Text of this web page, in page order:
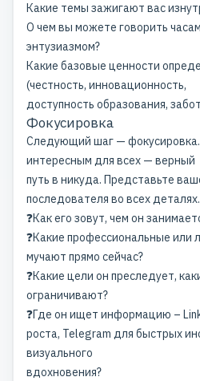
Какие темы зажигают вас
О чем вы можете говорить
энтузиазмом?
Какие базовые ценности
(честность, инновационность,
доступность образования,
Фокусировка
Следующий шаг —
интересным для всех — верный
путь в никуда. Представьте
последователя во всех деталях.
❓Как его зовут, чем он
❓Какие профессиональные или
мучают прямо сейчас?
❓Какие цели он преследует,
ограничивают?
❓Где он ищет информацию –
роста, Telegram для быстрых
визуального
вдохновения?